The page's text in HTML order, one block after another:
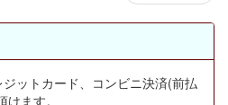
ットカード、コンビニ決済(前払
ます。